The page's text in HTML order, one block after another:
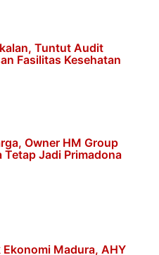
Tuntut Audit
Fasilitas Kesehatan
Owner HM Group
Tetap Jadi Primadona
Ekonomi Madura, AHY